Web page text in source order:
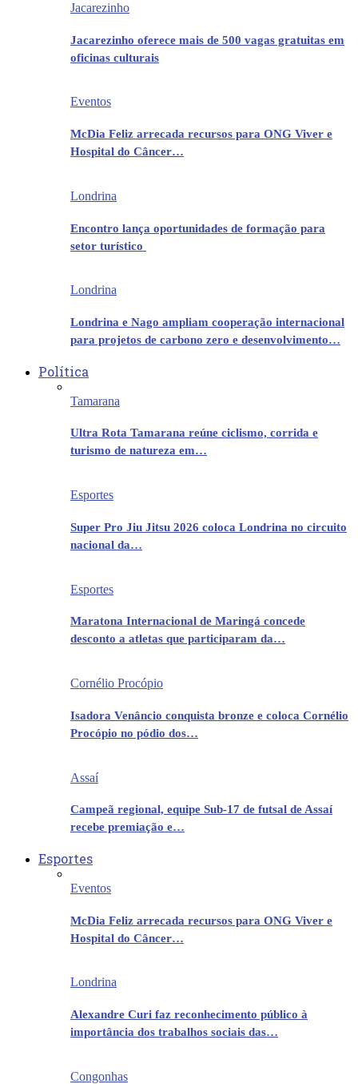
Jacarezinho
Jacarezinho oferece mais de 500 vagas gratuitas em
oficinas culturais
Eventos
McDia Feliz arrecada recursos para ONG Viver e
Hospital do Câncer…
Londrina
Encontro lança oportunidades de formação para
setor turístico
Londrina
Londrina e Nago ampliam cooperação internacional
para projetos de carbono zero e desenvolvimento…
Política
Tamarana
Ultra Rota Tamarana reúne ciclismo, corrida e
turismo de natureza em…
Esportes
Super Pro Jiu Jitsu 2026 coloca Londrina no circuito
nacional da…
Esportes
Maratona Internacional de Maringá concede
desconto a atletas que participaram da…
Cornélio Procópio
Isadora Venâncio conquista bronze e coloca Cornélio
Procópio no pódio dos…
Assaí
Campeã regional, equipe Sub-17 de futsal de Assaí
recebe premiação e…
Esportes
Eventos
McDia Feliz arrecada recursos para ONG Viver e
Hospital do Câncer…
Londrina
Alexandre Curi faz reconhecimento público à
importância dos trabalhos sociais das…
Congonhas